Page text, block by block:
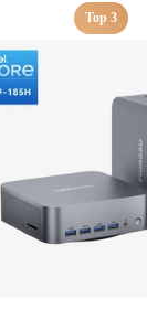
Top 3